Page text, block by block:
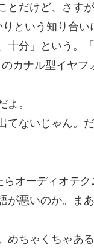
だけど、さすが
という知り合
十分」という。
カナル型イヤ
。
ないじゃん。
オーディオテ
が悪いのか。ま
めちゃくちゃある